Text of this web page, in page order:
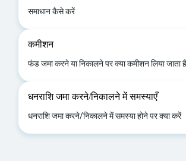
समाधान कैसे करें
कमीशन
फंड जमा करने या निकालने पर क्या कमीशन लिया जाता है
धनराशि जमा करने/निकालने में समस्याएँ
धनराशि जमा करने/निकालने में समस्या होने पर क्या करें